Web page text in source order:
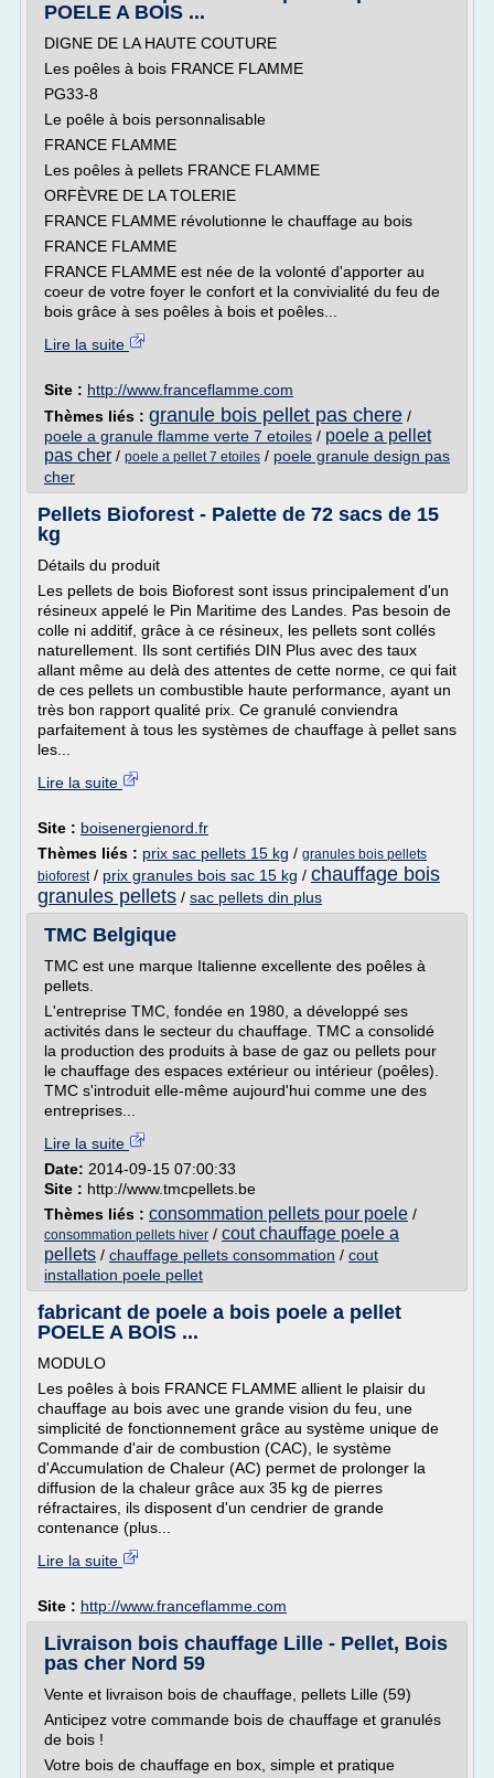
POELE A BOIS ...
DIGNE DE LA HAUTE COUTURE
Les poêles à bois FRANCE FLAMME
PG33-8
Le poêle à bois personnalisable
FRANCE FLAMME
Les poêles à pellets FRANCE FLAMME
ORFÈVRE DE LA TOLERIE
FRANCE FLAMME révolutionne le chauffage au bois
FRANCE FLAMME
FRANCE FLAMME est née de la volonté d'apporter au
coeur de votre foyer le confort et la convivialité du feu de
bois grâce à ses poêles à bois et poêles...
Lire la suite
Site : http://www.franceflamme.com
Thèmes liés : granule bois pellet pas chere /
poele a granule flamme verte 7 etoiles / poele a pellet
pas cher / poele a pellet 7 etoiles / poele granule design pas
cher
Pellets Bioforest - Palette de 72 sacs de 15
kg
Détails du produit
Les pellets de bois Bioforest sont issus principalement d'un
résineux appelé le Pin Maritime des Landes. Pas besoin de
colle ni additif, grâce à ce résineux, les pellets sont collés
naturellement. Ils sont certifiés DIN Plus avec des taux
allant même au delà des attentes de cette norme, ce qui fait
de ces pellets un combustible haute performance, ayant un
très bon rapport qualité prix. Ce granulé conviendra
parfaitement à tous les systèmes de chauffage à pellet sans
les...
Lire la suite
Site : boisenergienord.fr
Thèmes liés : prix sac pellets 15 kg / granules bois pellets
bioforest/ prix granules bois sac 15 kg / chauffage bois
granules pellets / sac pellets din plus
TMC Belgique
TMC est une marque Italienne excellente des poêles à
pellets.
L'entreprise TMC, fondée en 1980, a développé ses
activités dans le secteur du chauffage. TMC a consolidé
la production des produits à base de gaz ou pellets pour
le chauffage des espaces extérieur ou intérieur (poêles).
TMC s'introduit elle-même aujourd'hui comme une des
entreprises...
Lire la suite
Date: 2014-09-15 07:00:33
Site : http://www.tmcpellets.be
Thèmes liés : consommation pellets pour poele /
consommation pellets hiver / cout chauffage poele a
pellets / chauffage pellets consommation / cout
installation poele pellet
fabricant de poele a bois poele a pellet
POELE A BOIS ...
MODULO
Les poêles à bois FRANCE FLAMME allient le plaisir du
chauffage au bois avec une grande vision du feu, une
simplicité de fonctionnement grâce au système unique de
Commande d'air de combustion (CAC), le système
d'Accumulation de Chaleur (AC) permet de prolonger la
diffusion de la chaleur grâce aux 35 kg de pierres
réfractaires, ils disposent d'un cendrier de grande
contenance (plus...
Lire la suite
Site : http://www.franceflamme.com
Livraison bois chauffage Lille - Pellet, Bois
pas cher Nord 59
Vente et livraison bois de chauffage, pellets Lille (59)
Anticipez votre commande bois de chauffage et granulés
de bois !
Votre bois de chauffage en box, simple et pratique